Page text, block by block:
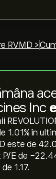
RVMD >
Inc
‎1.01‎% în
este de
P/E de -
1.17.